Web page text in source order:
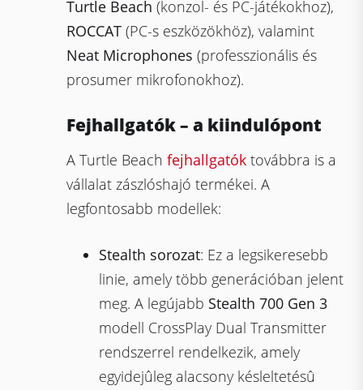
Turtle Beach (konzol- és PC-játékokhoz),
ROCCAT (PC-s eszközökhöz), valamint
Neat Microphones (professzionális és
prosumer mikrofonokhoz).
Fejhallgatók – a kiindulópont
A Turtle Beachfejhallgatók továbbra is a
vállalat zászlóshajó termékei. A
legfontosabb modellek:
Stealth sorozat: Ez a legsikeresebb
linie, amely több generációban jelent
meg. A legújabb Stealth 700 Gen 3
modell CrossPlay Dual Transmitter
rendszerrel rendelkezik, amely
egyidejûleg alacsony késleltetésû